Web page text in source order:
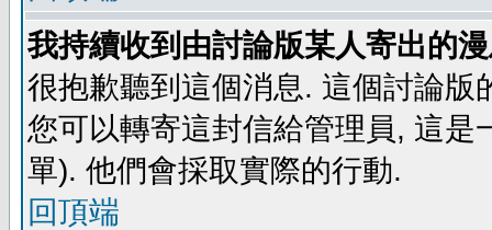
我持續收到由討論版某人寄出的
很抱歉聽到這個消息. 這個討論
您可以轉寄這封信給管理員, 這
單). 他們會採取實際的行動.
回頂端